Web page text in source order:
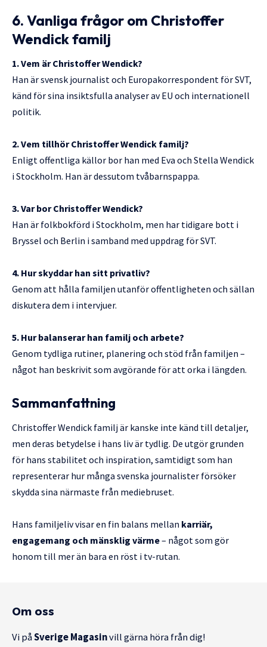
6. Vanliga frågor om Christoffer
Wendick familj
1. Vem är Christoffer Wendick?
Han är svensk journalist och Europakorrespondent för SVT,
känd för sina insiktsfulla analyser av EU och internationell
politik.
2. Vem tillhör Christoffer Wendick familj?
Enligt offentliga källor bor han med Eva och Stella Wendick
i Stockholm. Han är dessutom tvåbarnspappa.
3. Var bor Christoffer Wendick?
Han är folkbokförd i Stockholm, men har tidigare bott i
Bryssel och Berlin i samband med uppdrag för SVT.
4. Hur skyddar han sitt privatliv?
Genom att hålla familjen utanför offentligheten och sällan
diskutera dem i intervjuer.
5. Hur balanserar han familj och arbete?
Genom tydliga rutiner, planering och stöd från familjen –
något han beskrivit som avgörande för att orka i längden.
Sammanfattning
Christoffer Wendick familj är kanske inte känd till detaljer,
men deras betydelse i hans liv är tydlig. De utgör grunden
för hans stabilitet och inspiration, samtidigt som han
representerar hur många svenska journalister försöker
skydda sina närmaste från mediebruset.
Hans familjeliv visar en fin balans mellan karriär,
engagemang och mänsklig värme– något som gör
honom till mer än bara en röst i tv-rutan.
Om oss
Vi påSverige Magasinvill gärna höra från dig!